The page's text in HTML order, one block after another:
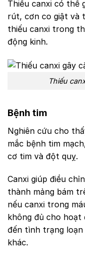
Thiếu canxi có thể
rút, cơn co giật và
thiếu canxi trong
động kinh.
Thiếu
Bệnh tim
Nghiên cứu cho
mắc bệnh tim
cơ tim và đột quỵ.
Canxi giúp điều
thành mảng bám
nếu canxi trong
không đủ cho hoạt
đến tình trạng
khác.